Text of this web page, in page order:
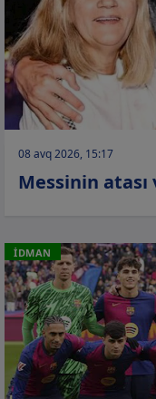
08 avq 2026, 15:17
Messinin
İDMAN